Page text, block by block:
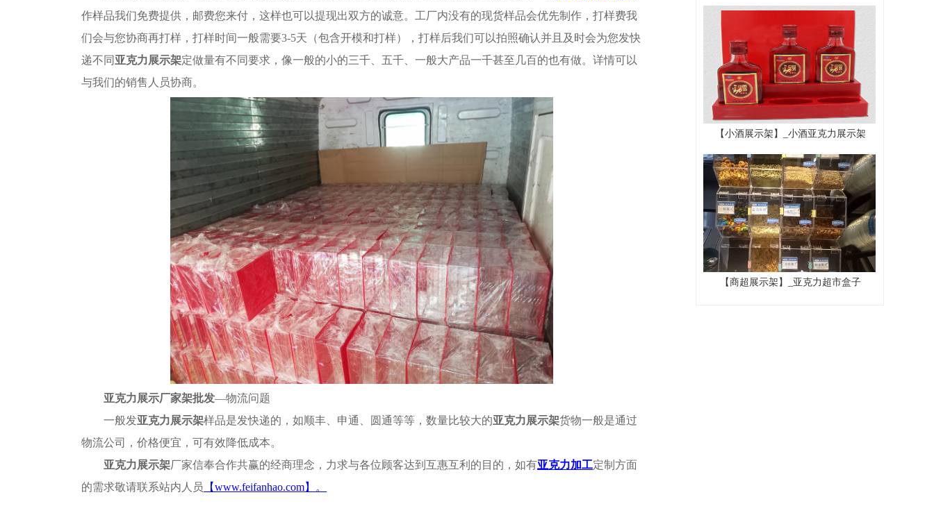
作样品我们免费提供，邮费您来付，这样也可以提现出双方的诚意。 工厂内没有的现货样品会优先制作 ，打样费我
们会与您协商再打样，打样时间一般需要3-5天（包含开模和打样），打样后我们可以拍照确认并且及时会为您发快
递不同 亚克力展示架定做量有不同要求，像一般的小的三千、五千、一般大产品一千甚至几百的也有做。详情可以
与我们的销售人员协商。
亚克力展示厂家架批发—物流问题
一般发亚克力展示架样品是发快递的，如顺丰、申通、圆通等等，数量比较大的亚克力展示架货物一般是通过
物流公司，价格便宜，可有效降低成本。
亚克力展示架厂家信奉合作共赢的经商理念，力求与各位顾客达到互惠互利的目的，如有亚克力加工定制方面
的需求敬请联系站内人员
【www.feifanhao.com】。
【小酒展示架】_小酒亚克力展示架
【商超展示架】_亚克力超市盒子